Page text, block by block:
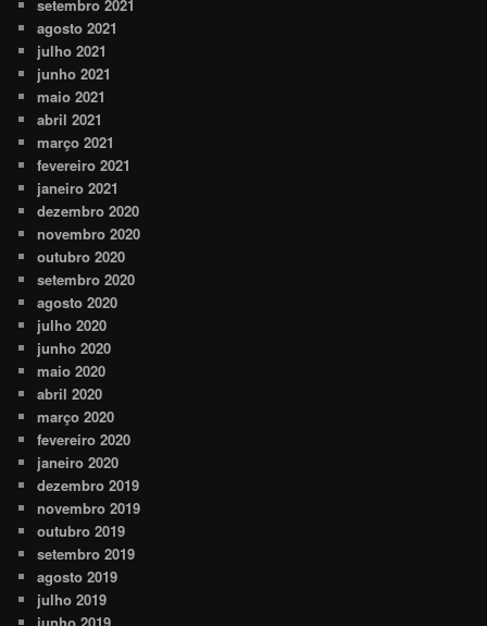
setembro 2021
agosto 2021
julho 2021
junho 2021
maio 2021
abril 2021
março 2021
fevereiro 2021
janeiro 2021
dezembro 2020
novembro 2020
outubro 2020
setembro 2020
agosto 2020
julho 2020
junho 2020
maio 2020
abril 2020
março 2020
fevereiro 2020
janeiro 2020
dezembro 2019
novembro 2019
outubro 2019
setembro 2019
agosto 2019
julho 2019